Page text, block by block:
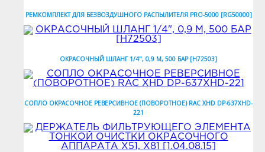
РЕМКОМПЛЕКТ ДЛЯ БЕЗВОЗДУШНОГО РАСПЫЛИТЕЛЯ PRO-5000 [RG50000]
ОКРАСОЧНЫЙ ШЛАНГ 1/4", 0,9 М, 500 БАР [H72503]
СОПЛО ОКРАСОЧНОЕ РЕВЕРСИВНОЕ (ПОВОРОТНОЕ) RAC XHD DP-637XHD-
221